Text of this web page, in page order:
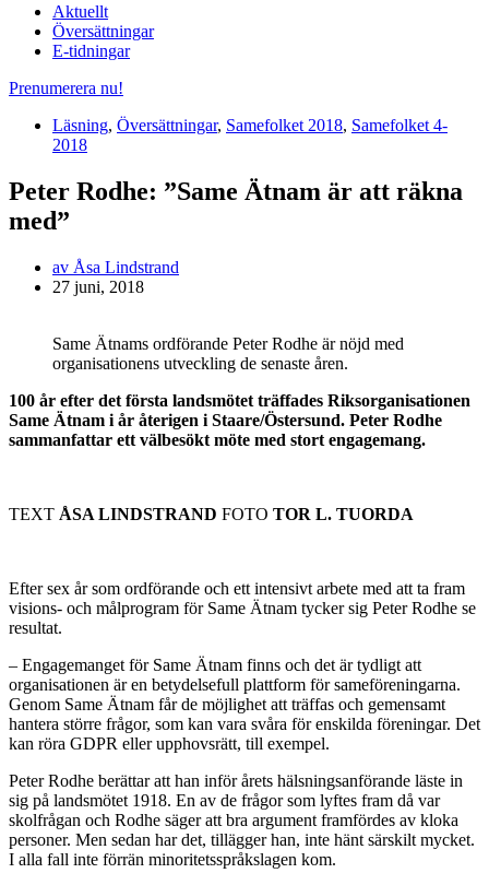
Aktuellt
Översättningar
E-tidningar
Prenumerera nu!
Läsning, Översättningar, Samefolket 2018, Samefolket 4-
2018
Peter Rodhe: ”Same Ätnam är att räkna
med”
av Åsa Lindstrand
27 juni, 2018
Same Ätnams ordförande Peter Rodhe är nöjd med
organisationens utveckling de senaste åren.
100 år efter det första landsmötet träffades Riksorganisationen
Same Ätnam i år återigen i Staare/Östersund. Peter Rodhe
sammanfattar ett välbesökt möte med stort engagemang.
TEXT ÅSA LINDSTRAND FOTO TOR L. TUORDA
Efter sex år som ordförande och ett intensivt arbete med att ta fram
visions- och målprogram för Same Ätnam tycker sig Peter Rodhe se
resultat.
– Engagemanget för Same Ätnam finns och det är tydligt att
organisationen är en betydelsefull plattform för sameföreningarna.
Genom Same Ätnam får de möjlighet att träffas och gemensamt
hantera större frågor, som kan vara svåra för enskilda föreningar. Det
kan röra GDPR eller upphovsrätt, till exempel.
Peter Rodhe berättar att han inför årets hälsningsanförande läste in
sig på landsmötet 1918. En av de frågor som lyftes fram då var
skolfrågan och Rodhe säger att bra argument framfördes av kloka
personer. Men sedan har det, tillägger han, inte hänt särskilt mycket.
I alla fall inte förrän minoritetsspråkslagen kom.